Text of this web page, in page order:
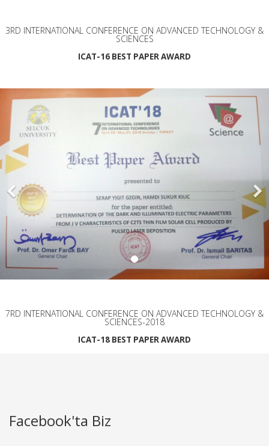
3RD INTERNATIONAL CONFERENCE ON ADVANCED TECHNOLOGY &
SCIENCES
ICAT-16 BEST PAPER AWARD
7RD INTERNATIONAL CONFERENCE ON ADVANCED TECHNOLOGY &
SCIENCES-2018
ICAT-18 BEST PAPER AWARD
Facebook'ta Biz